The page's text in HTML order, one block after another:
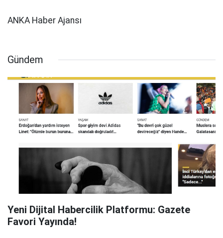
ANKA Haber Ajansı
Gündem
Yeni Dijital Habercilik Platformu: Gazete
Favori Yayında!